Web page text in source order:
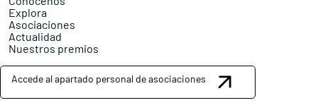
Explora
Asociaciones
Actualidad
Nuestros premios
Accede al apartado personal de asociaciones